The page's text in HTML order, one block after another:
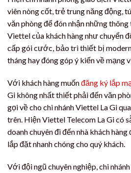
viên nòng cốt, trẻ trung năng động,
văn phòng để đón nhận những thông
Viettel của khách hàng như chuyển
cấp gói cước, bảo trì thiết bị
tháng hay đóng góp ý kiến về mạng
Với khách hàng muốnđăng ký lắp
Gi không nhất thiết phải đến văn
gọi về cho chi nhánh Viettel La Gi
trên. Hiện Viettel Telecom La Gi có
doanh chuyên đi đến nhà khách
lắp đặt nhanh chóng cho quý khách.
Với đội ngũ chuyên nghiệp, chi